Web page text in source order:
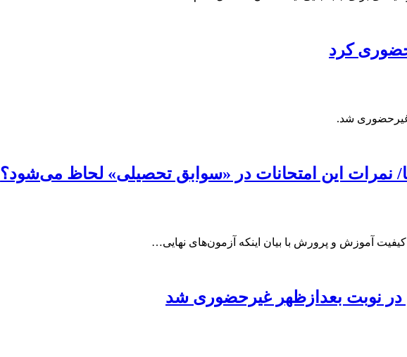
کرد
غیرحضوری شد.
نمرات این امتحانات در «سوابق تحصیلی» لحاظ می‌شود؟
آموزش و پرورش با بیان اینکه آزمون‌های نهایی…
نوبت بعدازظهر غیرحضوری شد